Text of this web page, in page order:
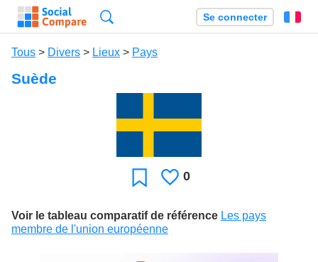
Se connecter
Tous > Divers > Lieux > Pays
Suède
Favori J'aime
0
Voir le tableau comparatif de référence Les pays
membre de l'union européenne